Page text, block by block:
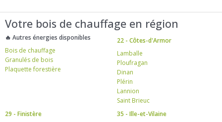
Votre bois de chauffage en région
🔥 Autres énergies disponibles
Bois de chauffage
Granulés de bois
Plaquette forestière
22 - Côtes-d'Armor
Lamballe
Ploufragan
Dinan
Plérin
Lannion
Saint Brieuc
29 - Finistère
35 - Ille-et-Vilaine